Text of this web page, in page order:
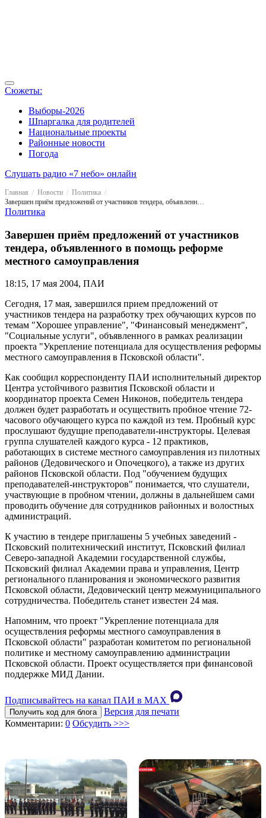
Сюжеты:
Выборы-2026
Шпаргалка для родителей
Национальные проекты
Районные новости
Погода
Слушать радио «7 небо» онлайн
Главная Новости
Политика
Завершен приём предложений от участников тендера, объявленного в помощь реформе местного самоуправления
Политика
Завершен приём предложений от участников
тендера, объявленного в помощь реформе
местного самоуправления
18:15, 17 мая 2004, ПАИ
Сегодня, 17 мая, завершился прием предложений от
участников тендера на разработку трех обучающих курсов по
темам "Хорошее управление", "Финансовый менеджмент",
"Социальные услуги", объявленного в рамках реализации
проекта "Укрепление потенциала для осуществления реформы
местного самоуправления в Псковской области".
Как сообщил корреспонденту ПАИ исполнительный директор
Центра устойчивого развития Псковской области и
координатор проекта Семен Никонов, победитель тендера
должен будет разработать и осуществить пробное чтение 72-
часового обучающего курса по каждой из тем. Пробный курс
прослушают будущие преподаватели-инструкторы. Целевая
группа слушателей каждого курса - 12 практиков,
работающих в системе местного самоуправления из пилотных
районов (Дедовического и Опочецкого), а также из других
районов Псковской области. Под "обучением будущих
преподавателей-инструкторов" понимается, что слушатели,
участвующие в пробном чтении, должны в дальнейшем сами
проводить обучение для сотрудников районных и волостных
администраций.
К участию в тендере приглашены 5 учебных заведений -
Псковский политехнический институт, Псковский филиал
Северо-западной Академии государственной службы,
Псковский филиал Академии права и управления, Центр
регионального планирования и экономического развития
Псковской области, Дедовический центр межмуниципального
сотрудничества. Победитель станет известен 24 мая.
Напомним, что проект "Укрепление потенциала для
осуществления реформы местного самоуправления в
Псковской области" разработан комитетом по региональной
политике и местному самоуправлению администрации
Псковской области. Проект осуществляется при финансовой
поддержке МИД Дании.
Подписывайтесь на канал ПАИ в MAХ
Получить код для блога
Версия для печати
Комментарии: 0 Обсудить >>>